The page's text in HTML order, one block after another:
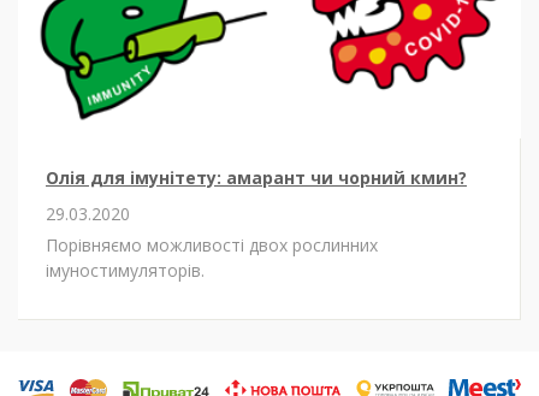
Олія для імунітету: амарант чи чорний кмин?
29.03.2020
Порівняємо можливості двох рослинних
імуностимуляторів.